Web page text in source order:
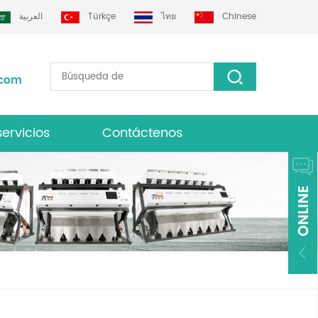
العربية Türkçe ไทย Chinese
Contáctenos